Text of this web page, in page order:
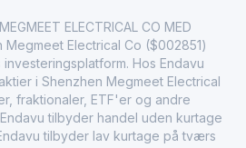
ELECTRICAL CO MED
Megmeet Electrical Co ($002851)
investeringsplatform. Hos Endavu
i Shenzhen Megmeet Electrical
fraktionaler, ETF'er og andre
tilbyder handel uden kurtage
tilbyder lav kurtage på tværs